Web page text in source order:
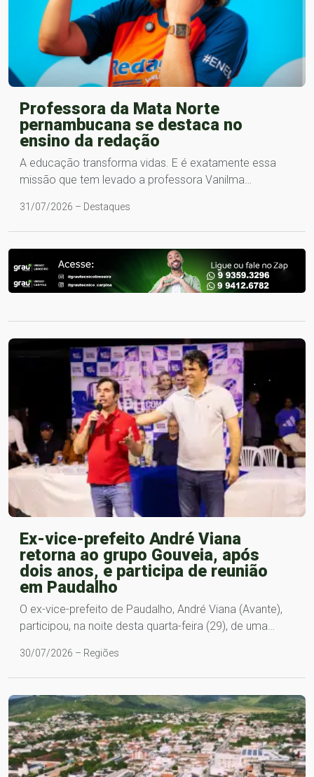
Professora da Mata Norte
pernambucana se destaca no
ensino da redação
A educação transforma vidas. E é exatamente essa
missão que tem levado a professora Vanilma…
31/07/2026 – Destaques
Ex-vice-prefeito André Viana
retorna ao grupo Gouveia, após
dois anos, e participa de reunião
em Paudalho
O ex-vice-prefeito de Paudalho, André Viana (Avante),
participou, na noite desta quarta-feira (29), de uma…
30/07/2026 – Regiões